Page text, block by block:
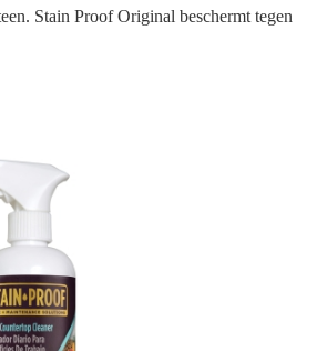
Stain Proof Original beschermt tegen